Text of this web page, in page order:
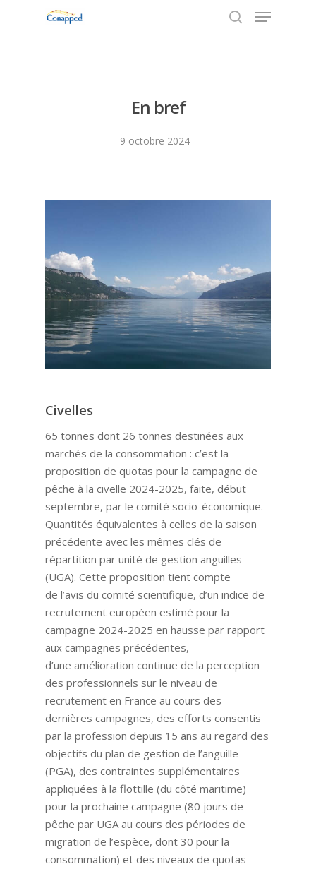
En bref
9 octobre 2024
Civelles
65 tonnes dont 26 tonnes destinées aux
marchés de la consommation : c’est la
proposition de quotas pour la campagne de
pêche à la civelle 2024-2025, faite, début
septembre, par le comité socio-économique.
Quantités équivalentes à celles de la saison
précédente avec les mêmes clés de
répartition par unité de gestion anguilles
(UGA). Cette proposition tient compte
de l’avis du comité scientifique, d’un indice de
recrutement européen estimé pour la
campagne 2024-2025 en hausse par rapport
aux campagnes précédentes,
d’une amélioration continue de la perception
des professionnels sur le niveau de
recrutement en France au cours des
dernières campagnes, des efforts consentis
par la profession depuis 15 ans au regard des
objectifs du plan de gestion de l’anguille
(PGA), des contraintes supplémentaires
appliquées à la flottille (du côté maritime)
pour la prochaine campagne (80 jours de
pêche par UGA au cours des périodes de
migration de l’espèce, dont 30 pour la
consommation) et des niveaux de quotas